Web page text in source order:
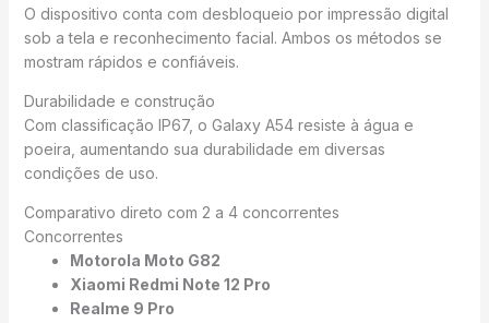
O dispositivo conta com desbloqueio por impressão digital
sob a tela e reconhecimento facial. Ambos os métodos se
mostram rápidos e confiáveis.
Durabilidade e construção
Com classificação IP67, o Galaxy A54 resiste à água e
poeira, aumentando sua durabilidade em diversas
condições de uso.
Comparativo direto com 2 a 4 concorrentes
Concorrentes
Motorola Moto G82
Xiaomi Redmi Note 12 Pro
Realme 9 Pro